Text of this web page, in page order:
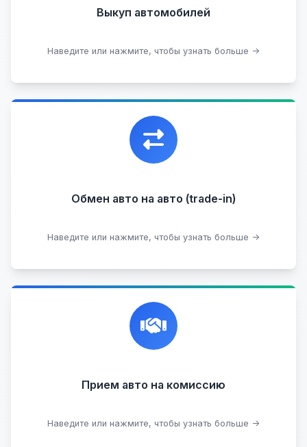
Выкуп автомобилей
Наведите или нажмите, чтобы узнать больше →
Проблемные
В залоге
Узнать стоимость
Обмен авто на авто (trade-in)
Наведите или нажмите, чтобы узнать больше →
Уникальная возможность обменять ваш
автомобиль с доплатой, подобрав вам
подходящий вариант.
Подобрать авто
Прием авто на комиссию
Наведите или нажмите, чтобы узнать больше →
Честная и профессиональная экспертиза, реклама,
переговоры с клиентами, подготовка документов,
сопровождение сделки.
Прием битых авто
Оставить на комиссии